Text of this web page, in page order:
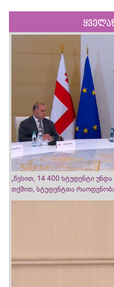
„წესით, 14 400 სტუდენტი უნდა
თქმით, სტუდენტთა